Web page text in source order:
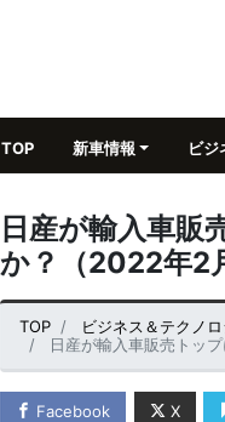
TOP 新車情報 ビジ
日産が輸入車販
か？（2022年2
TOP ビジネス＆テクノ
日産が輸入車販売トッ
Facebook X